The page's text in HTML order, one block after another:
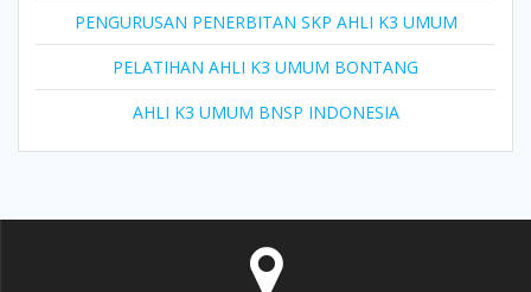
PENGURUSAN PENERBITAN SKP AHLI K3 UMUM
PELATIHAN AHLI K3 UMUM BONTANG
AHLI K3 UMUM BNSP INDONESIA